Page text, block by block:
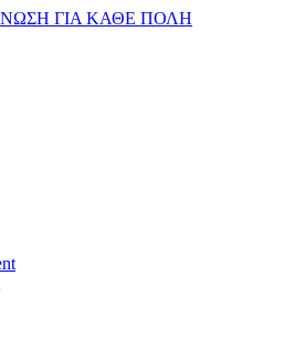
ΓΙΑ ΚΑΘΕ ΠΟΛΗ